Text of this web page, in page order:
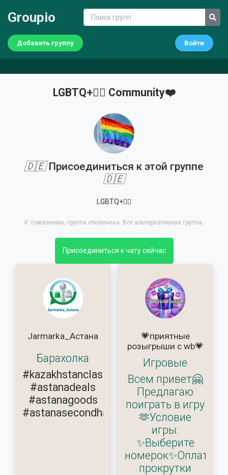
Groupio
Добавить группу Войти
LGBTQ+🏳️‍🌈 Community❤️
🇩🇪Присоединиться к этой группе
🇩🇪
LGBTQ+🏳️‍🌈
К сожалению, группа отключена. Вот альтернативная группа:
Присоединиться к чату сейчас
Jarmarka_Астана
Барахолка
#kazakhstanclassifieds
#astanadeals
#astanagoods
#astanasecondhand
💗приятные
розыгрыши с wb💗
Игровые
Всем привет🤗
Предлагаю
поиграть в игру
🫶Условие
игры:
✨Выберите
прокрутки